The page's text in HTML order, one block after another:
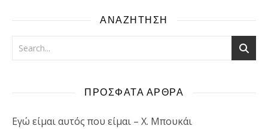
ΑΝΑΖΗΤΗΣΗ
ΠΡΟΣΦΑΤΑ ΑΡΘΡΑ
Εγώ είμαι αυτός που είμαι – Χ. Μπουκάι